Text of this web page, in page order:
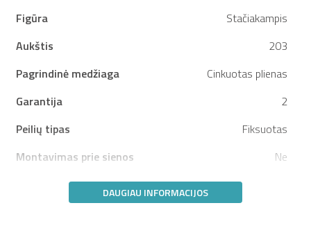
Figūra
Stačiakampis
Aukštis
203
Pagrindinė medžiaga
Cinkuotas plienas
Garantija
2
Peilių tipas
Fiksuotas
Montavimas prie sienos
Ne
DAUGIAU INFORMACIJOS